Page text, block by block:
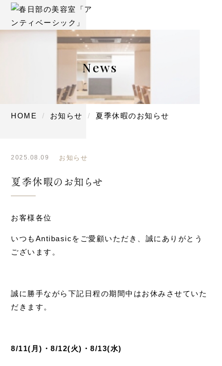
News
HOME お知らせ 夏季休暇のお知らせ
2025.08.09 お知らせ
夏季休暇のお知らせ
お客様各位
いつも Antibasic をご愛顧いただき、誠にありがとう
ございます。
誠に勝手ながら下記日程の期間中はお休みさせていた
だきます。
8/11(月)・8/12(火)・8/13(水)